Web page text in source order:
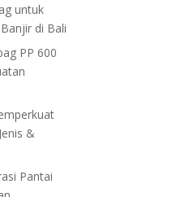
untuk
di Bali
PP 600
&
Pantai